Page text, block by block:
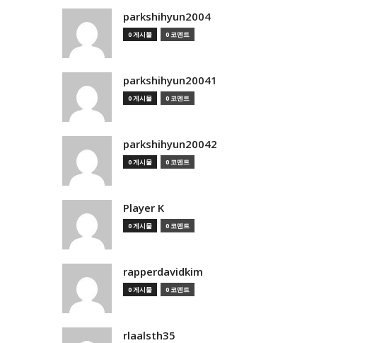
parkshihyun2004
0 게시물 0 코멘트
parkshihyun20041
0 게시물 0 코멘트
parkshihyun20042
0 게시물 0 코멘트
Player K
0 게시물 0 코멘트
rapperdavidkim
0 게시물 0 코멘트
rlaalsth35